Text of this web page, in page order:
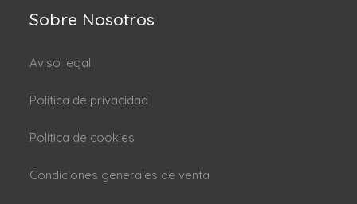
Sobre Nosotros
Aviso legal
Política de privacidad
Politica de cookies
Condiciones generales de venta